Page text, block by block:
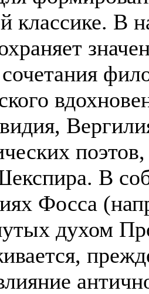
классике. В
В
Фосса
духом